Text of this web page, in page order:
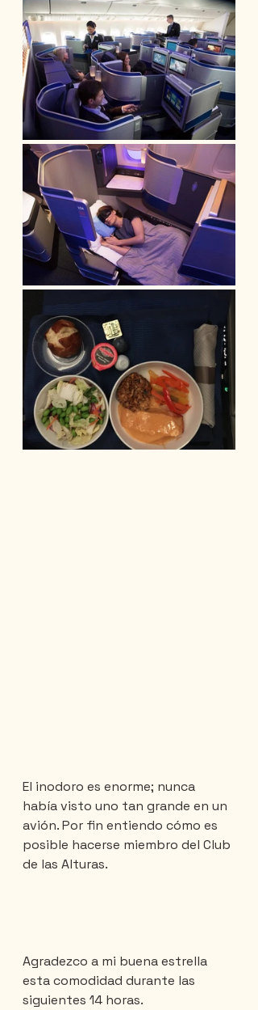
El inodoro es enorme; nunca
había visto uno tan grande en un
avión. Por fin entiendo cómo es
posible hacerse miembro del Club
de las Alturas.
Agradezco a mi buena estrella
esta comodidad durante las
siguientes 14 horas.